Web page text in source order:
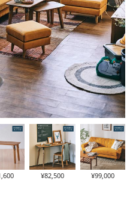
た ダブルデイオリジナルの
揃えて一体感をお楽しみい
¥82,500 ¥99,000